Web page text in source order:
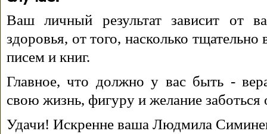
Ваш личный результат зависит от
здоровья, от того, насколько
писем и книг.
Главное, что должно у вас быть -
свою жизнь, фигуру и желание заботься
Удачи! Искренне ваша Людмила